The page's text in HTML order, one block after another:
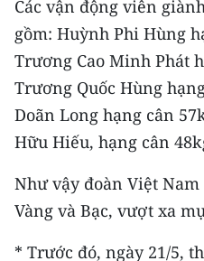
Media Giáo dục
Media Y tế
Media Khoa học - Công
Media Môi trường
Ảnh
Infographic
Các vận động viên
gồm: Huỳnh Phi Hùng
Trương Cao Minh Phát
Trương Quốc Hùng
Doãn Long hạng cân
Hữu Hiếu, hạng cân
Như vậy đoàn Việt
Vàng và Bạc, vượt xa
* Trước đó, ngày 21/5,